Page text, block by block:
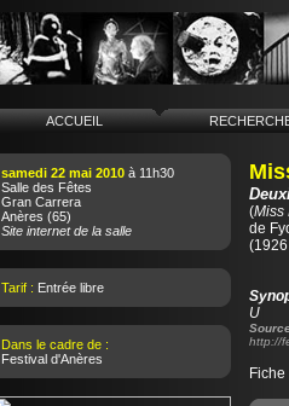
ACCUEIL
samedi 22 mai 2010 à 11h30
Salle des Fêtes
Gran Carrera
Anères (65)
Site internet de la salle
Tarif : Entrée libre
Dans le cadre de :
Festival d'Anères
(Miss
de
U
http://